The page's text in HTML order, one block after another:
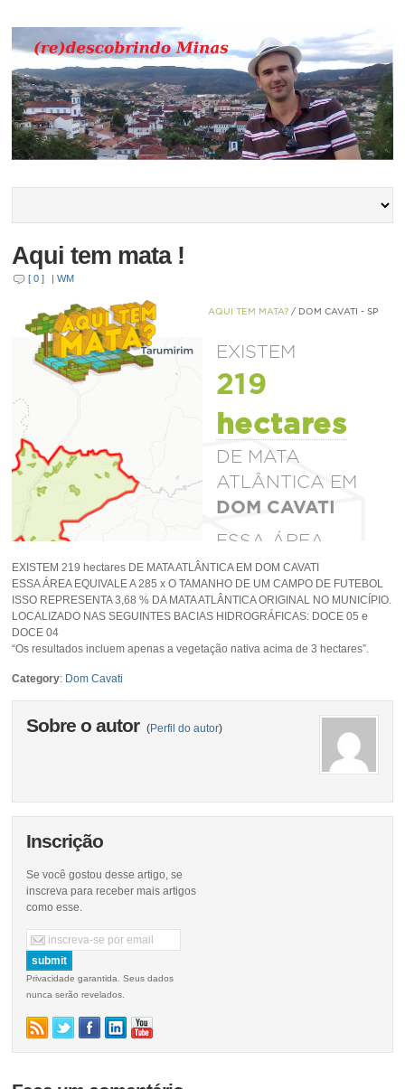
Aqui tem mata !
[ 0 ] |WM
EXISTEM 219 hectares DE MATA ATLÂNTICA EM DOM CAVATI
ESSA ÁREA EQUIVALE A 285 x O TAMANHO DE UM CAMPO DE FUTEBOL
ISSO REPRESENTA 3,68 % DA MATA ATLÂNTICA ORIGINAL NO MUNICÍPIO.
LOCALIZADO NAS SEGUINTES BACIAS HIDROGRÁFICAS: DOCE 05 e
DOCE 04
“Os resultados incluem apenas a vegetação nativa acima de 3 hectares”.
Category: Dom Cavati
Sobre o autor (Perfil do autor)
Inscrição
Se você gostou desse artigo, se
inscreva para receber mais artigos
como esse.
Privacidade garantida. Seus dados
nunca serão revelados.